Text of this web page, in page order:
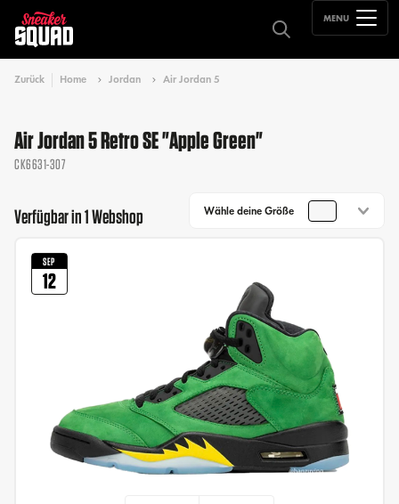
MENU
Zurück Home Jordan Air Jordan 5
Air Jordan 5 Retro SE "Apple Green"
CK6631-307
Verfügbar in 1 Webshop Wähle deine Größe
SEP
12